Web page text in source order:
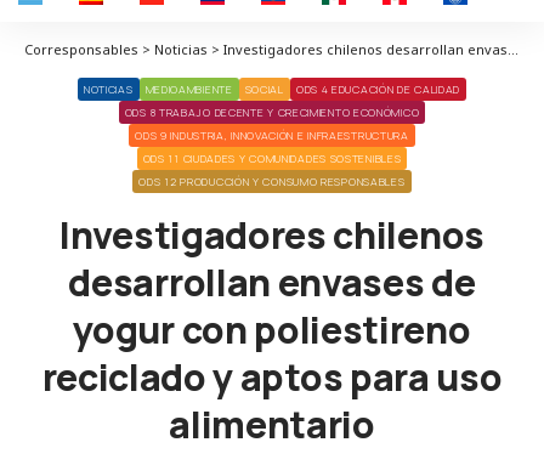
Corresponsables > Noticias > Investigadores chilenos desarrollan envases de yogur con poliestireno reciclado y aptos para uso alimentario
NOTICIAS MEDIOAMBIENTE SOCIAL
ODS 4 EDUCACIÓN DE CALIDAD
ODS 8 TRABAJO DECENTE Y CRECIMIENTO ECONÓMICO
ODS 9 INDUSTRIA, INNOVACIÓN E INFRAESTRUCTURA
ODS 11 CIUDADES Y COMUNIDADES SOSTENIBLES
ODS 12 PRODUCCIÓN Y CONSUMO RESPONSABLES
Investigadores chilenos
desarrollan envases de
yogur con poliestireno
reciclado y aptos para uso
alimentario